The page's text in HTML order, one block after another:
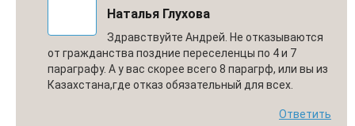
Наталья Глухова
Здравствуйте Андрей. Не отказываются
от гражданства поздние переселенцы по 4 и 7
параграфу. А у вас скорее всего 8 парагрф, или вы из
Казахстана,где отказ обязательный для всех.
Ответить